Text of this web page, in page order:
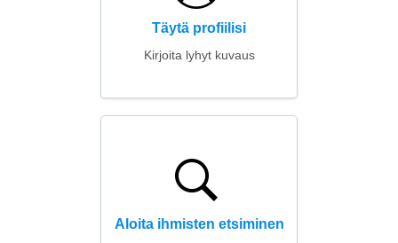
Täytä profiilisi
Kirjoita lyhyt kuvaus
Aloita ihmisten etsiminen